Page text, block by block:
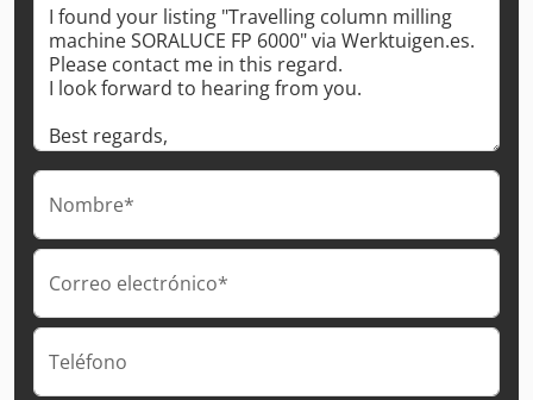
Nombre*
Correo electrónico*
Teléfono